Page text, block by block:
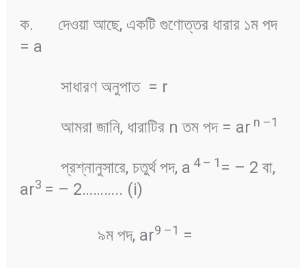
ক. দেওয়া আছে, একটি গুণোত্তর ধারার ১ম পদ
= a
সাধারণ অনুপাত = r
আমরা জানি, ধারাটির n তম পদ = ar n –1
প্রশ্নানুসারে, চতুর্থ পদ, a 4– 1 = – 2 বা,
ar3 = – 2……….. (i)
৯ম পদ, ar9 –1 =